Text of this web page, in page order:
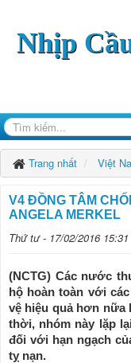
Nhịp
Trang nhất Việt
V4 ĐỒNG TÂM
ANGELA MERKEL
Thứ tư - 17/02/2016 15:31
(NCTG) Các nước
hộ hoàn toàn với
vệ hiệu quả hơn nữa
thời, nhóm này lặp
đối với hạn ngạch
tỵ nạn.